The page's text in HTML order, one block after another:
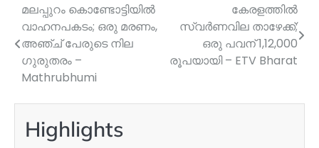
Post
navigation
മലപ്പുറം കൊണ്ടോട്ടിയിൽ
വാഹനപകടം; ഒരു മരണം,
അഞ്ച് പേരുടെ നില
ഗുരുതരം –
Mathrubhumi
കേരളത്തിൽ
സ്വർണവില താഴേക്ക്;
ഒരു പവന് 1,12,000
രൂപയായി – ETV Bharat
Highlights